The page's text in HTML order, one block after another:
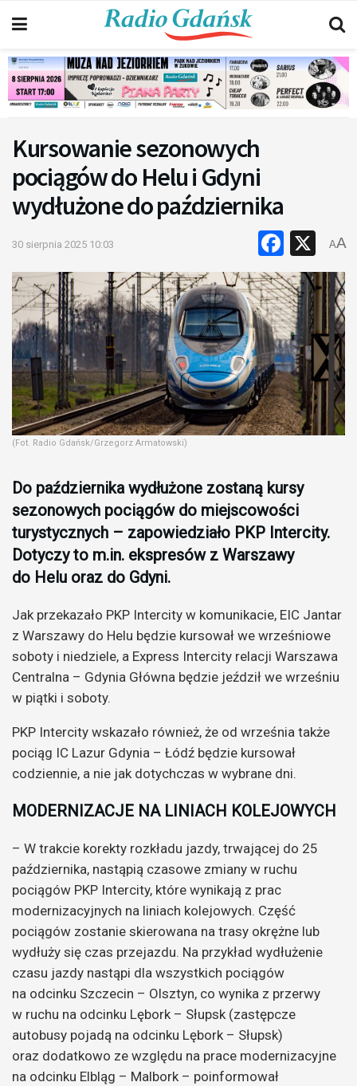
Kursowanie sezonowych
pociągów do Helu i Gdyni
wydłużone do października
30 sierpnia 2025 10:03 X
AA
(Fot. Radio Gdańsk/Grzegorz Armatowski)
Do października wydłużone zostaną kursy
sezonowych pociągów do miejscowości
turystycznych – zapowiedziało PKP Intercity.
Dotyczy to m.in. ekspresów z Warszawy
do Helu oraz do Gdyni.
Jak przekazało PKP Intercity w komunikacie, EIC Jantar
z Warszawy do Helu będzie kursował we wrześniowe
soboty i niedziele, a Express Intercity relacji Warszawa
Centralna – Gdynia Główna będzie jeździł we wrześniu
w piątki i soboty.
PKP Intercity wskazało również, że od września także
pociąg IC Lazur Gdynia – Łódź będzie kursował
codziennie, a nie jak dotychczas w wybrane dni.
MODERNIZACJE NA LINIACH KOLEJOWYCH
– W trakcie korekty rozkładu jazdy, trwającej do 25
października, nastąpią czasowe zmiany w ruchu
pociągów PKP Intercity, które wynikają z prac
modernizacyjnych na liniach kolejowych. Część
pociągów zostanie skierowana na trasy okrężne lub
wydłuży się czas przejazdu. Na przykład wydłużenie
czasu jazdy nastąpi dla wszystkich pociągów
na odcinku Szczecin – Olsztyn, co wynika z przerwy
w ruchu na odcinku Lębork – Słupsk (zastępcze
autobusy pojadą na odcinku Lębork – Słupsk)
oraz dodatkowo ze względu na prace modernizacyjne
na odcinku Elbląg – Malbork – poinformował